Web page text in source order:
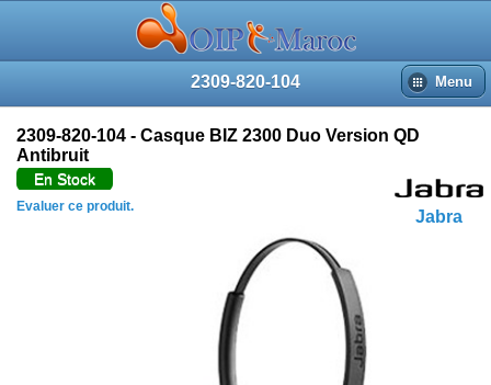
2309-820-104 Menu
Jabra
2309-820-104 - Casque BIZ 2300 Duo Version QD
Antibruit
En Stock
Evaluer ce produit.